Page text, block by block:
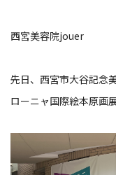
西宮美容院jouer
先日、西宮市大谷記念
ローニャ国際絵本原画